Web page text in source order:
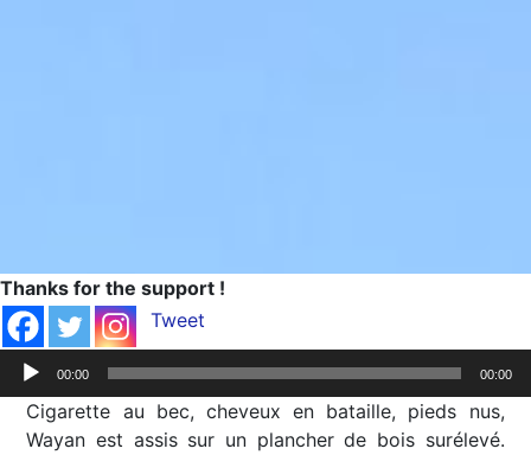
Thanks for the support !
Tweet
Lecteur
audio
00:00 00:00
Cigarette au bec, cheveux en bataille, pieds nus,
Wayan est assis sur un plancher de bois surélevé.